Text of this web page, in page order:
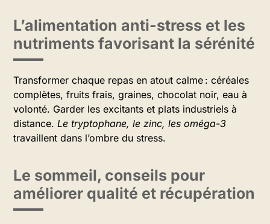
L’alimentation anti-stress et les
nutriments favorisant la sérénité
Transformer chaque repas en atout calme : céréales
complètes, fruits frais, graines, chocolat noir, eau à
volonté. Garder les excitants et plats industriels à
distance. Le tryptophane, le zinc, les oméga-3
travaillent dans l’ombre du stress.
Le sommeil, conseils pour
améliorer qualité et récupération